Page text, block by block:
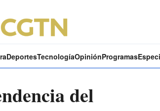
DeportesTecnologíaOpiniónProgramas
del